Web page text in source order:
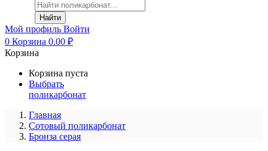
Найти
Мой профиль Войти
0 Корзина 0.00 ₽
Корзина
Корзина пуста
Выбрать
поликарбонат
Главная
Сотовый поликарбонат
Бронза серая